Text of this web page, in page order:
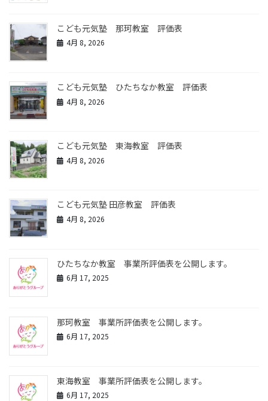
こども元気塾 那珂教室 評価表
4月 8, 2026
こども元気塾 ひたちなか教室 評価表
4月 8, 2026
こども元気塾 東海教室 評価表
4月 8, 2026
こども元気塾 田彦教室 評価表
4月 8, 2026
ひたちなか教室 事業所評価表を公開します。
6月 17, 2025
那珂教室 事業所評価表を公開します。
6月 17, 2025
東海教室 事業所評価表を公開します。
6月 17, 2025